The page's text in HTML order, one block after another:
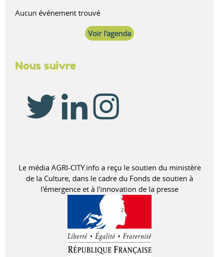
Aucun événement trouvé
Voir l'agenda
Nous suivre
Le média AGRI-CITY.info a reçu le soutien du ministère
de la Culture, dans le cadre du Fonds de soutien à
l'émergence et à l'innovation de la presse